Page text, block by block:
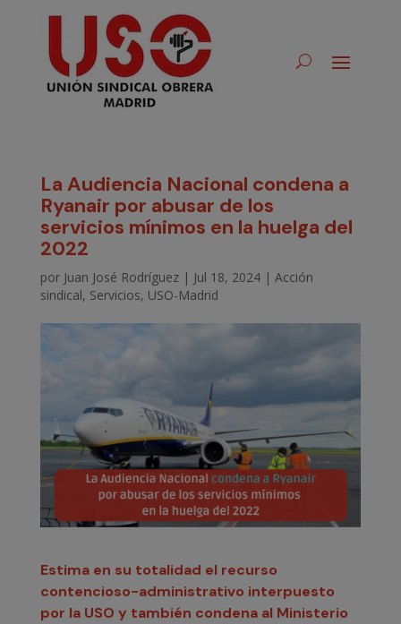
La Audiencia Nacional condena a
Ryanair por abusar de los
servicios mínimos en la huelga del
2022
por Juan José Rodríguez| Jul 18, 2024| Acción
sindical, Servicios, USO-Madrid
Estima en su totalidad el recurso
contencioso-administrativo interpuesto
por la USO y también condena al Ministerio